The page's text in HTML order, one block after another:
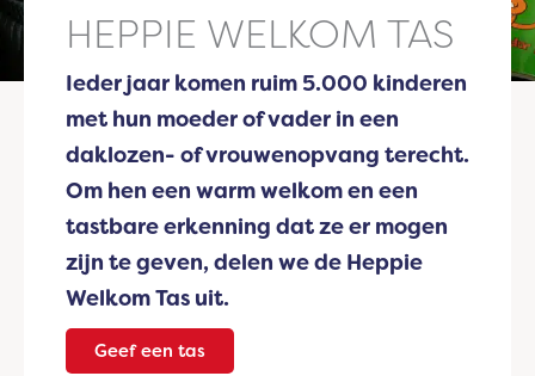
HEPPIE WELKOM TAS
Ieder jaar komen ruim 5.000 kinderen
met hun moeder of vader in een
daklozen- of vrouwenopvang terecht.
Om hen een warm welkom en een
tastbare erkenning dat ze er mogen
zijn te geven, delen we de Heppie
Welkom Tas uit.
Geef een tas